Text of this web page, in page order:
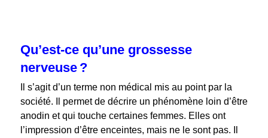
Qu’est-ce qu’une grossesse
nerveuse ?
Il s’agit d’un terme non médical mis au point par la
société. Il permet de décrire un phénomène loin d’être
anodin et qui touche certaines femmes. Elles ont
l’impression d’être enceintes, mais ne le sont pas. Il